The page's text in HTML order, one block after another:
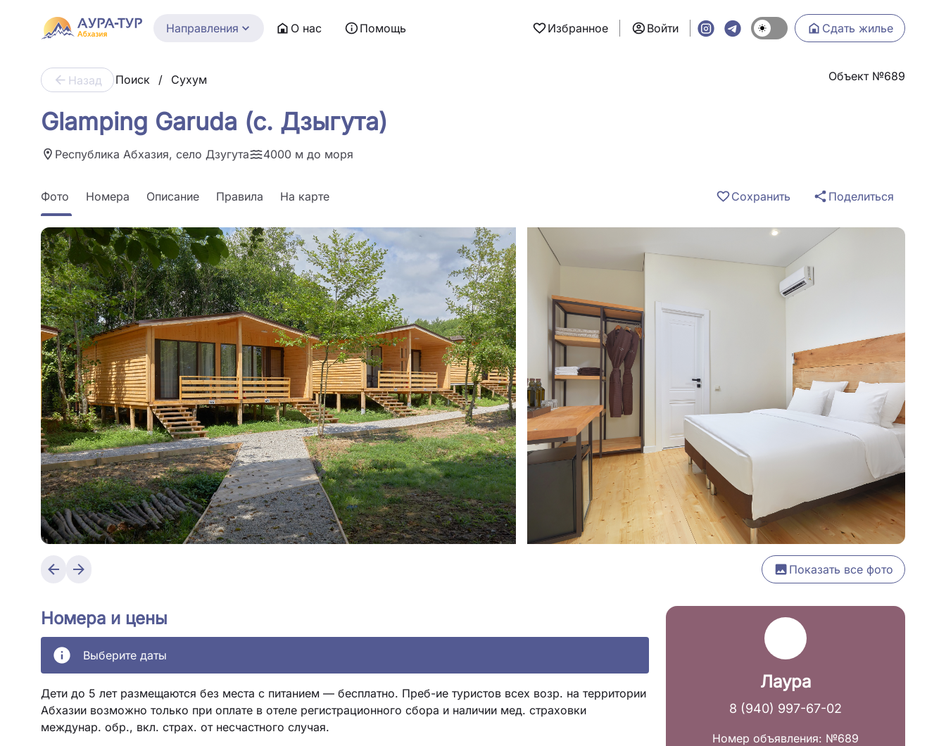
Направления О нас Помощь Избранное Войти Сдать жилье
Назад Поиск / Сухум Объект №689
Glamping Garuda (с. Дзыгута)
Республика Абхазия, село Дзугута 4000 м до моря
Фото Номера Описание Правила На карте Сохранить Поделиться
Показать все фото
Номера и цены
Выберите даты
Дети до 5 лет размещаются без места с питанием — бесплатно. Преб-ие туристов всех возр. на территории
Абхазии возможно только при оплате в отеле регистрационного сбора и наличии мед. страховки
междунар. обр., вкл. страх. от несчастного случая.
Лаура
8 (940) 997-67-02
Номер объявления: №689